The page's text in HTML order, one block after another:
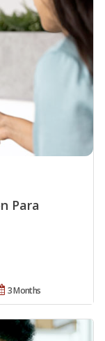
Para
3 Months